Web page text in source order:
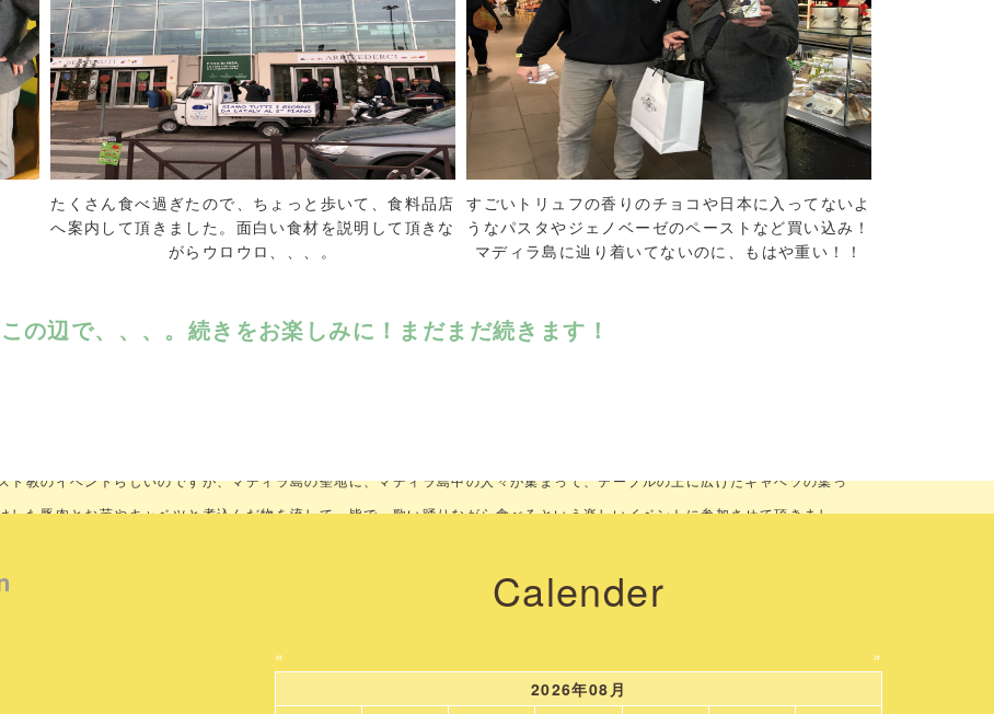
たくさん食べ過ぎたので、ちょっと歩いて、食料品店
へ案内して頂きました。面白い食材を説明して頂きな
がらウロウロ、、、。
すごいトリュフの香りのチョコや日本に入ってないよ
うなパスタやジェノベーゼのペーストなど買い込み！
マディラ島に辿り着いてないのに、もはや重い！！
の辺で、、、。続きをお楽しみに！まだまだ続きます！
ト教のイベントらしいのですが、マディラ島の聖地に、マディラ島中の人々が集まって、テーブルの上に広げたキャベツの葉っ
した豚肉とお芋やキャベツと煮込んだ物を流して、皆で、歌い踊りながら食べるという楽しいイベントに参加させて頂きまし
Calender
«
»
2026年08月